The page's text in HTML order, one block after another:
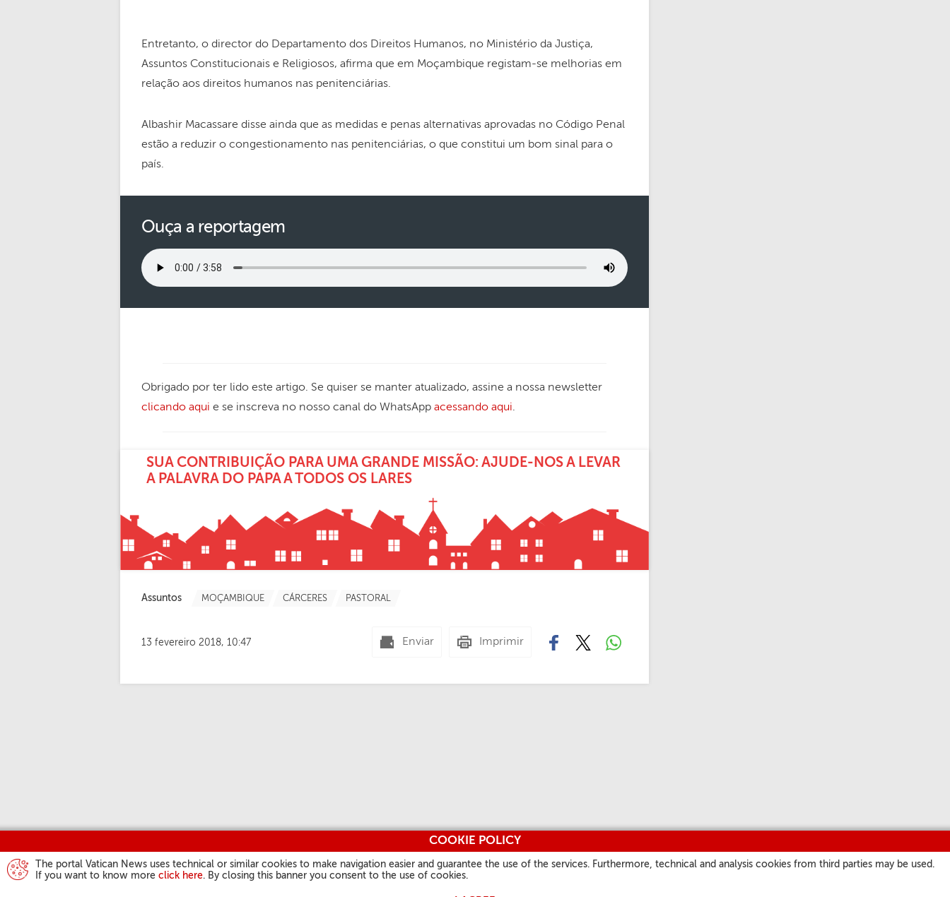
COOKIE POLICY
The portal Vatican News uses technical or similar cookies to make navigation easier and guarantee the use of the services. Furthermore, technical and analysis cookies from third parties may be used.
If you want to know more click here. By closing this banner you consent to the use of cookies.
Entretanto, o director do Departamento dos Direitos Humanos, no Ministério da Justiça,
Assuntos Constitucionais e Religiosos, afirma que em Moçambique registam-se melhorias em
relação aos direitos humanos nas penitenciárias.
Albashir Macassare disse ainda que as medidas e penas alternativas aprovadas no Código Penal
estão a reduzir o congestionamento nas penitenciárias, o que constitui um bom sinal para o
país.
Ouça a reportagem
Obrigado por ter lido este artigo. Se quiser se manter atualizado, assine a nossa newsletter
clicando aqui e se inscreva no nosso canal do WhatsApp acessando aqui.
SUA CONTRIBUIÇÃO PARA UMA GRANDE MISSÃO: AJUDE-NOS A LEVAR
A PALAVRA DO PAPA A TODOS OS LARES
Assuntos MOÇAMBIQUE CÁRCERES PASTORAL
13 fevereiro 2018, 10:47 Enviar Imprimir